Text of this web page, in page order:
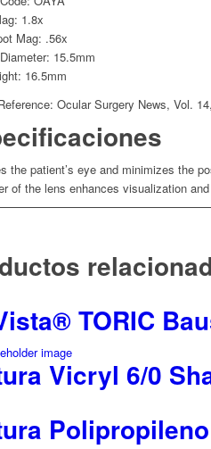
1.8x
Mag: .56x
15.5mm
16.5mm
Ocular Surgery News, Vol.
the patient’s eye and minimizes the
of the lens enhances visualization
TORIC
Vicryl 6/0